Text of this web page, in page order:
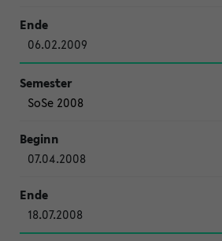
06.02.2009
SoSe 2008
07.04.2008
18.07.2008